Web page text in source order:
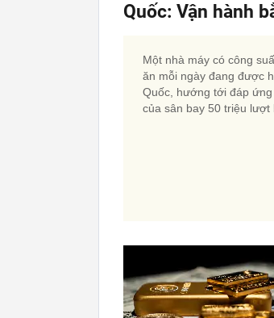
Quốc: Vận hành
Một nhà máy có công
ăn mỗi ngày đang được
Quốc, hướng tới đáp
của sân bay 50 triệu lượt